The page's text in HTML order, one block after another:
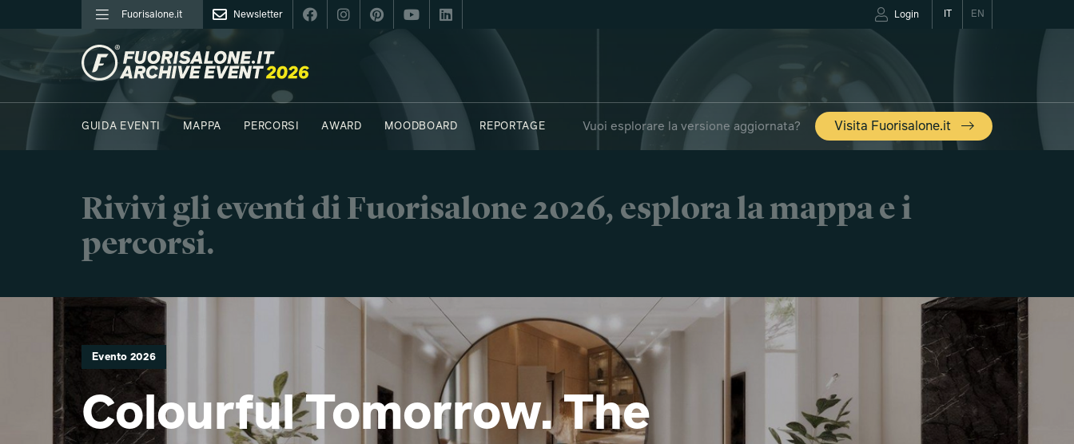
Fuorisalone.it Newsletter EN
Login
FUORISALONE.IT
GUIDA EVENTI
MAPPA PERCORSI AWARD MOODBOARD REPORTAGE Vuoi esplorare la versione aggiornata? Visita Fuorisalone.it
Rivivi gli eventi di Fuorisalone 2026, esplora la mappa e i
percorsi.
Evento 2026
Colourful Tomorrow. The